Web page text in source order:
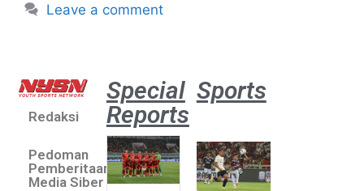
Leave a comment
Redaksi
Pedoman
Pemberitaan
Media Siber
Special
Reports
Sports